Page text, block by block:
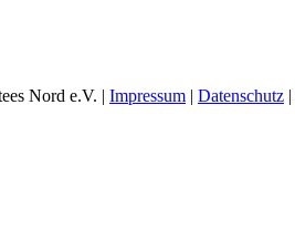
Nord e.V. | Impressum | Datenschutz |